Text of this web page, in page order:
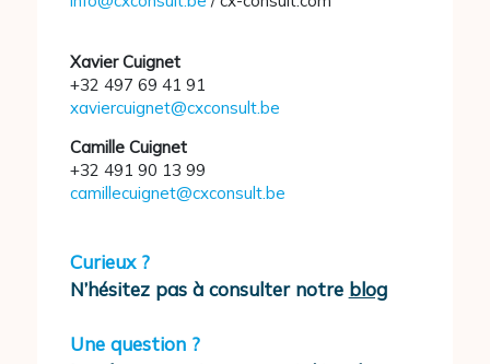
Xavier Cuignet
+32 497 69 41 91
xaviercuignet@cxconsult.be
Camille Cuignet
+32 491 90 13 99
camillecuignet@cxconsult.be
Curieux ?
N’hésitez pas à consulter notre blog
Une question ?